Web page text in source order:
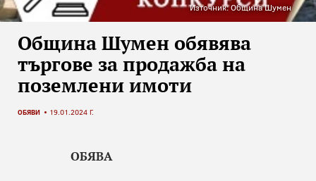
Източник: Община Шумен
Община Шумен обявява
търгове за продажба на
поземлени имоти
ОБЯВИ 19.01.2024 Г.
ОБЯВА